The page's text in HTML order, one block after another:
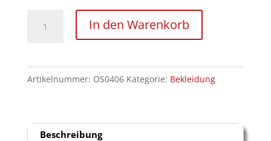
elastisch
In den Warenkorb
Artikelnummer: OS0406 Kategorie: Bekleidung
Beschreibung